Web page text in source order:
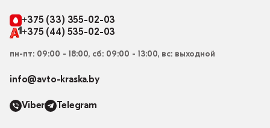
+375 (33) 355-02-03
+375 (44) 535-02-03
пн-пт: 09:00 - 18:00, сб: 09:00 - 13:00, вс: выходной
info@avto-kraska.by
Viber Telegram